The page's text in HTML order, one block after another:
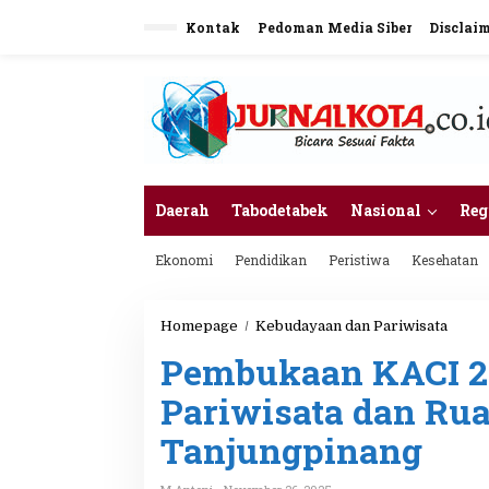
Kontak Pedoman Media Siber
Daerah Tabodetabek Nasional
Ekonomi Pendidikan Peristiwa Kesehatan
Homepage / Kebudayaan dan Pariwisata
m
b
u
k
Pembukaan KACI
Pariwisata dan
Tanjungpinang